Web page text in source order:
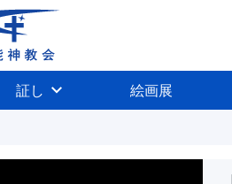
証し 絵画展